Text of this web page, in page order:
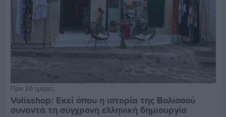
Πριν 20 ημέρες
Volisshop: Εκεί όπου η ιστορία της Βολισσού
συναντά τη σύγχρονη ελληνική δημιουργία